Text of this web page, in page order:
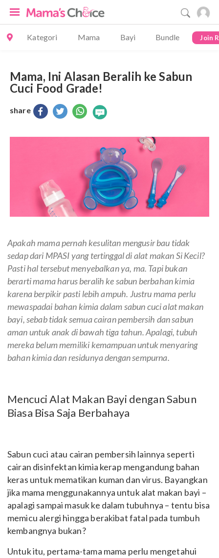
Kategori Mama Bayi Bundle Join
Mama, Ini Alasan Beralih ke Sabun
Cuci Food Grade!
share
Apakah mama pernah kesulitan mengusir bau tidak
sedap dari MPASI yang tertinggal di alat makan Si Kecil?
Pasti hal tersebut menyebalkan ya, ma. Tapi bukan
berarti mama harus beralih ke sabun berbahan kimia
karena berpikir pasti lebih ampuh. Justru mama perlu
mewaspadai bahan kimia dalam sabun cuci alat makan
bayi, sebab tidak semua cairan pembersih dan sabun
aman untuk anak di bawah tiga tahun. Apalagi, tubuh
mereka belum memiliki kemampuan untuk menyaring
bahan kimia dan residunya dengan sempurna.
Mencuci Alat Makan Bayi dengan Sabun
Biasa Bisa Saja Berbahaya
Sabun cuci atau cairan pembersih lainnya seperti
cairan disinfektan kimia kerap mengandung bahan
keras untuk mematikan kuman dan virus. Bayangkan
jika mama menggunakannya untuk alat makan bayi –
apalagi sampai masuk ke dalam tubuhnya – tentu bisa
memicu alergi hingga berakibat fatal pada tumbuh
kembangnya bukan?
Untuk itu, pertama-tama mama perlu mengetahui